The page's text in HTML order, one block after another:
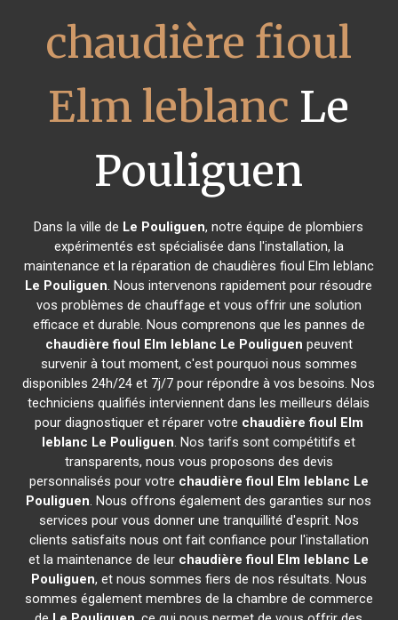
chaudière fioul
Elm leblanc Le
Pouliguen
Dans la ville de Le Pouliguen, notre équipe de plombiers
expérimentés est spécialisée dans l'installation, la
maintenance et la réparation de chaudières fioul Elm leblanc
Le Pouliguen. Nous intervenons rapidement pour résoudre
vos problèmes de chauffage et vous offrir une solution
efficace et durable. Nous comprenons que les pannes de
chaudière fioul Elm leblanc Le Pouliguen peuvent
survenir à tout moment, c'est pourquoi nous sommes
disponibles 24h/24 et 7j/7 pour répondre à vos besoins. Nos
techniciens qualifiés interviennent dans les meilleurs délais
pour diagnostiquer et réparer votre chaudière fioul Elm
leblanc Le Pouliguen. Nos tarifs sont compétitifs et
transparents, nous vous proposons des devis
personnalisés pour votre chaudière fioul Elm leblanc Le
Pouliguen. Nous offrons également des garanties sur nos
services pour vous donner une tranquillité d'esprit. Nos
clients satisfaits nous ont fait confiance pour l'installation
et la maintenance de leur chaudière fioul Elm leblanc Le
Pouliguen, et nous sommes fiers de nos résultats. Nous
sommes également membres de la chambre de commerce